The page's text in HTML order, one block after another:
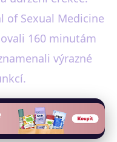
of Sexual Medicine
160 minutám
výrazné